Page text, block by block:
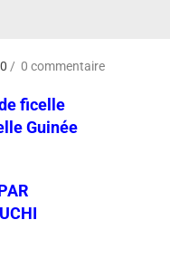
0 commentaire
ficelle
Guinée